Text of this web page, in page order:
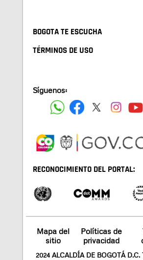
BOGOTA TE ESCUCHA
TÉRMINOS DE USO
Síguenos:
RECONOCIMIENTO DEL PORTAL:
Mapa del
sitio
Políticas de
privacidad
2024 ALCALDÍA DE BOGOTÁ D.C.